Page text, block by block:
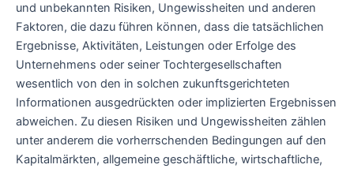
und unbekannten Risiken, Ungewissheiten und anderen
Faktoren, die dazu führen können, dass die tatsächlichen
Ergebnisse, Aktivitäten, Leistungen oder Erfolge des
Unternehmens oder seiner Tochtergesellschaften
wesentlich von den in solchen zukunftsgerichteten
Informationen ausgedrückten oder implizierten Ergebnissen
abweichen. Zu diesen Risiken und Ungewissheiten zählen
unter anderem die vorherrschenden Bedingungen auf den
Kapitalmärkten, allgemeine geschäftliche, wirtschaftliche,